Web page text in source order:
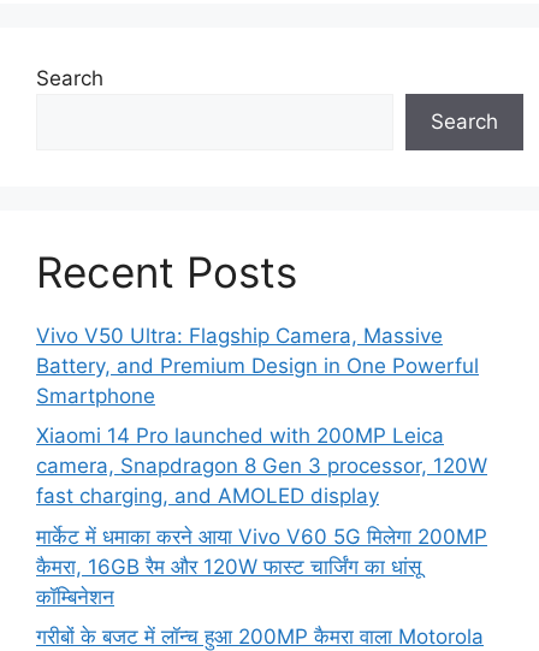
Search
Search
Recent Posts
Vivo V50 Ultra: Flagship Camera, Massive
Battery, and Premium Design in One Powerful
Smartphone
Xiaomi 14 Pro launched with 200MP Leica
camera, Snapdragon 8 Gen 3 processor, 120W
fast charging, and AMOLED display
मार्केट में धमाका करने आया Vivo V60 5G मिलेगा 200MP
कैमरा, 16GB रैम और 120W फास्ट चार्जिंग का धांसू
कॉम्बिनेशन
गरीबों के बजट में लॉन्च हुआ 200MP कैमरा वाला Motorola